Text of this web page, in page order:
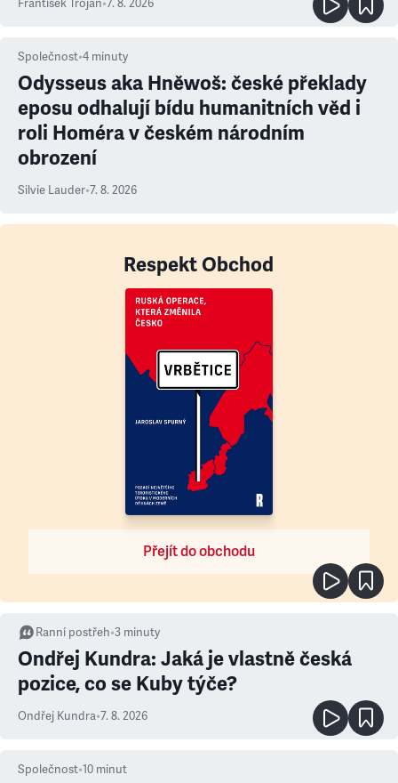
František Trojan•7. 8. 2026
Společnost•4 minuty
Odysseus aka Hněwoš: české překlady
eposu odhalují bídu humanitních věd i
roli Homéra v českém národním
obrození
Silvie Lauder•7. 8. 2026
Respekt Obchod
Přejít do obchodu
Ranní postřeh•3 minuty
Ondřej Kundra: Jaká je vlastně česká
pozice, co se Kuby týče?
Ondřej Kundra•7. 8. 2026
Společnost•10 minut